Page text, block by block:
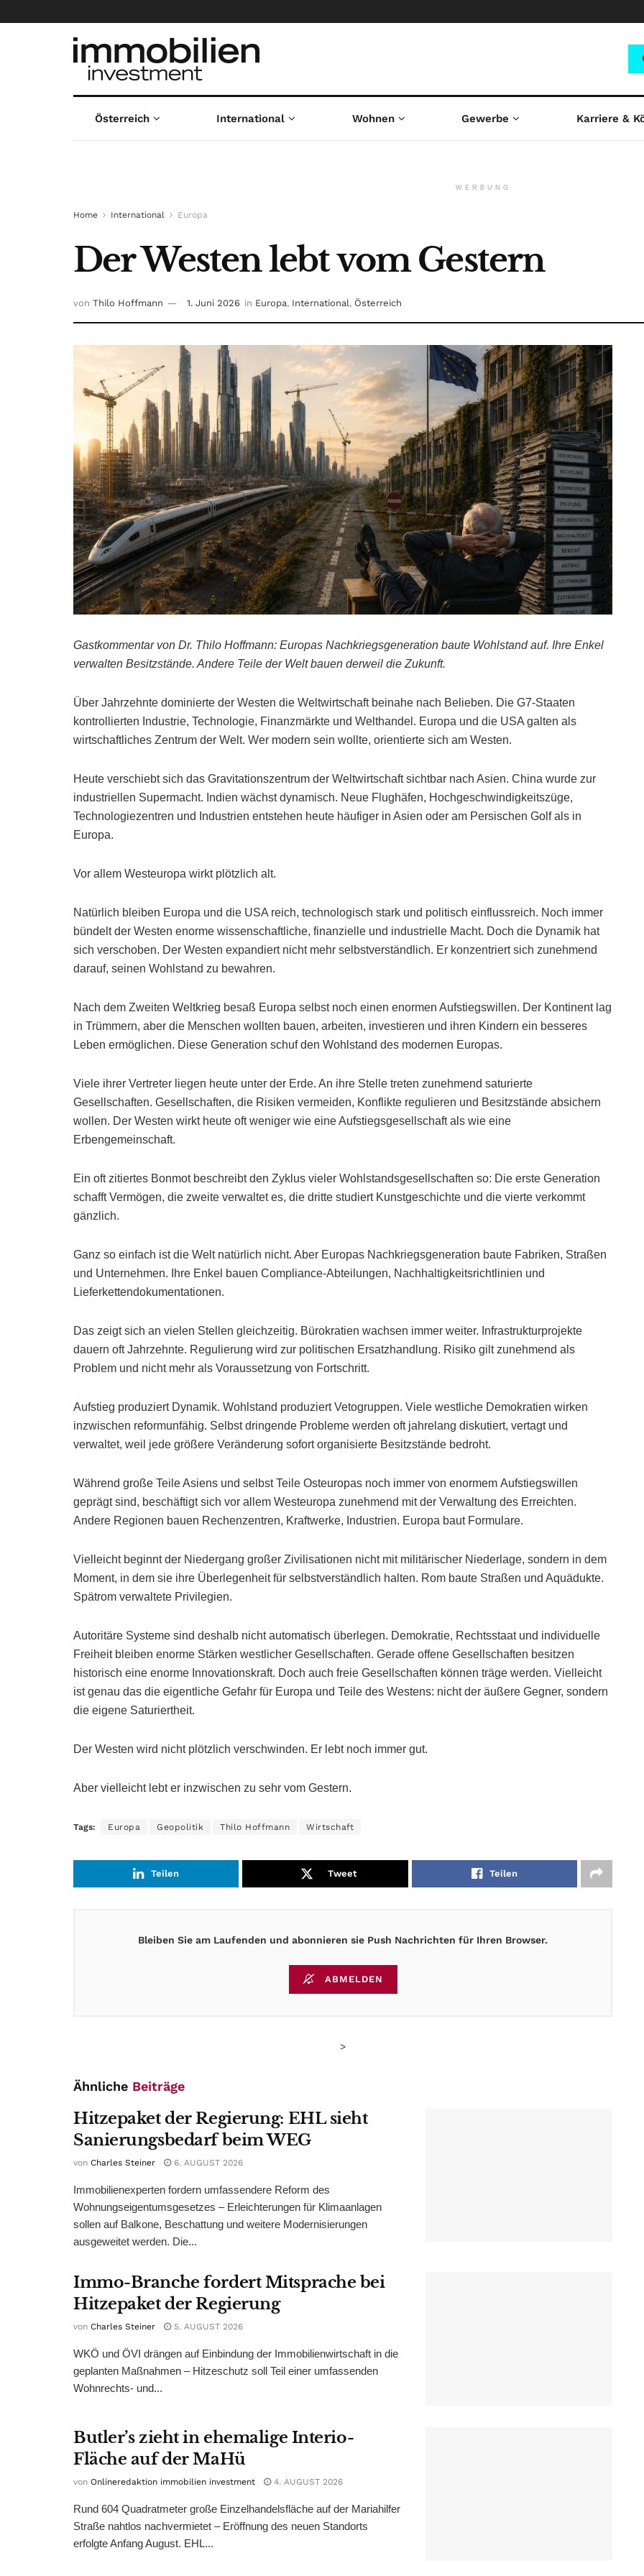
Österreich International Wohnen Gewerbe Karriere &
WERBUNG
Home International Europa
Der Westen lebt vom Gestern
von Thilo Hoffmann 1. Juni 2026 in Europa, International, Österreich
Gastkommentar von Dr. Thilo Hoffmann: Europas Nachkriegsgeneration baute Wohlstand auf. Ihre Enkel
verwalten Besitzstände. Andere Teile der Welt bauen derweil die Zukunft.
Über Jahrzehnte dominierte der Westen die Weltwirtschaft beinahe nach Belieben. Die G7-Staaten
kontrollierten Industrie, Technologie, Finanzmärkte und Welthandel. Europa und die USA galten als
wirtschaftliches Zentrum der Welt. Wer modern sein wollte, orientierte sich am Westen.
Heute verschiebt sich das Gravitationszentrum der Weltwirtschaft sichtbar nach Asien. China wurde zur
industriellen Supermacht. Indien wächst dynamisch. Neue Flughäfen, Hochgeschwindigkeitszüge,
Technologiezentren und Industrien entstehen heute häufiger in Asien oder am Persischen Golf als in
Europa.
Vor allem Westeuropa wirkt plötzlich alt.
Natürlich bleiben Europa und die USA reich, technologisch stark und politisch einflussreich. Noch immer
bündelt der Westen enorme wissenschaftliche, finanzielle und industrielle Macht. Doch die Dynamik hat
sich verschoben. Der Westen expandiert nicht mehr selbstverständlich. Er konzentriert sich zunehmend
darauf, seinen Wohlstand zu bewahren.
Nach dem Zweiten Weltkrieg besaß Europa selbst noch einen enormen Aufstiegswillen. Der Kontinent lag
in Trümmern, aber die Menschen wollten bauen, arbeiten, investieren und ihren Kindern ein besseres
Leben ermöglichen. Diese Generation schuf den Wohlstand des modernen Europas.
Viele ihrer Vertreter liegen heute unter der Erde. An ihre Stelle treten zunehmend saturierte
Gesellschaften. Gesellschaften, die Risiken vermeiden, Konflikte regulieren und Besitzstände absichern
wollen. Der Westen wirkt heute oft weniger wie eine Aufstiegsgesellschaft als wie eine
Erbengemeinschaft.
Ein oft zitiertes Bonmot beschreibt den Zyklus vieler Wohlstandsgesellschaften so: Die erste Generation
schafft Vermögen, die zweite verwaltet es, die dritte studiert Kunstgeschichte und die vierte verkommt
gänzlich.
Ganz so einfach ist die Welt natürlich nicht. Aber Europas Nachkriegsgeneration baute Fabriken, Straßen
und Unternehmen. Ihre Enkel bauen Compliance-Abteilungen, Nachhaltigkeitsrichtlinien und
Lieferkettendokumentationen.
Das zeigt sich an vielen Stellen gleichzeitig. Bürokratien wachsen immer weiter. Infrastrukturprojekte
dauern oft Jahrzehnte. Regulierung wird zur politischen Ersatzhandlung. Risiko gilt zunehmend als
Problem und nicht mehr als Voraussetzung von Fortschritt.
Aufstieg produziert Dynamik. Wohlstand produziert Vetogruppen. Viele westliche Demokratien wirken
inzwischen reformunfähig. Selbst dringende Probleme werden oft jahrelang diskutiert, vertagt und
verwaltet, weil jede größere Veränderung sofort organisierte Besitzstände bedroht.
Während große Teile Asiens und selbst Teile Osteuropas noch immer von enormem Aufstiegswillen
geprägt sind, beschäftigt sich vor allem Westeuropa zunehmend mit der Verwaltung des Erreichten.
Andere Regionen bauen Rechenzentren, Kraftwerke, Industrien. Europa baut Formulare.
Vielleicht beginnt der Niedergang großer Zivilisationen nicht mit militärischer Niederlage, sondern in dem
Moment, in dem sie ihre Überlegenheit für selbstverständlich halten. Rom baute Straßen und Aquädukte.
Spätrom verwaltete Privilegien.
Autoritäre Systeme sind deshalb nicht automatisch überlegen. Demokratie, Rechtsstaat und individuelle
Freiheit bleiben enorme Stärken westlicher Gesellschaften. Gerade offene Gesellschaften besitzen
historisch eine enorme Innovationskraft. Doch auch freie Gesellschaften können träge werden. Vielleicht
ist genau das die eigentliche Gefahr für Europa und Teile des Westens: nicht der äußere Gegner, sondern
die eigene Saturiertheit.
Der Westen wird nicht plötzlich verschwinden. Er lebt noch immer gut.
Aber vielleicht lebt er inzwischen zu sehr vom Gestern.
Tags: Europa Geopolitik Thilo Hoffmann Wirtschaft
Teilen Tweet Teilen
Bleiben Sie am Laufenden und abonnieren sie Push Nachrichten für Ihren Browser.
ABMELDEN
>
Ähnliche Beiträge
Hitzepaket der Regierung: EHL sieht
Sanierungsbedarf beim WEG
von Charles Steiner 6. AUGUST 2026
Immobilienexperten fordern umfassendere Reform des
Wohnungseigentumsgesetzes – Erleichterungen für Klimaanlagen
sollen auf Balkone, Beschattung und weitere Modernisierungen
ausgeweitet werden. Die...
Immo-Branche fordert Mitsprache bei
Hitzepaket der Regierung
von Charles Steiner 5. AUGUST 2026
WKÖ und ÖVI drängen auf Einbindung der Immobilienwirtschaft in die
geplanten Maßnahmen – Hitzeschutz soll Teil einer umfassenden
Wohnrechts- und...
Butler’s zieht in ehemalige Interio-
Fläche auf der MaHü
von Onlineredaktion immobilien investment 4. AUGUST 2026
Rund 604 Quadratmeter große Einzelhandelsfläche auf der Mariahilfer
Straße nahtlos nachvermietet – Eröffnung des neuen Standorts
erfolgte Anfang August. EHL...